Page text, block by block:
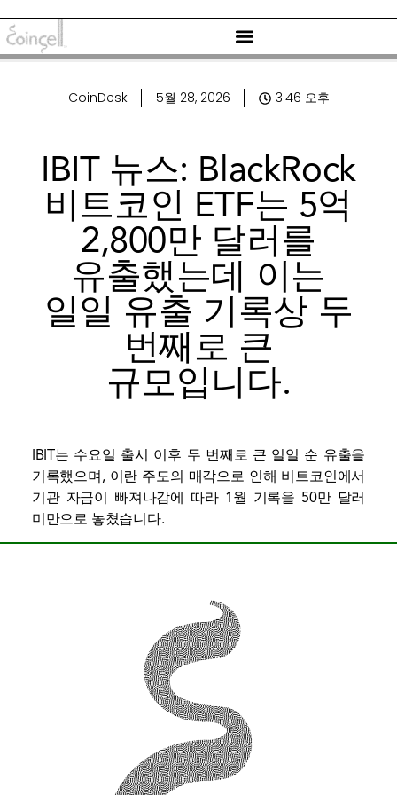
CoinDesk 5월 28, 2026 3:46 오후
IBIT 뉴스: BlackRock
비트코인 ​​ETF는 5억
2,800만 달러를
유출했는데 이는
일일 유출 기록상 두
번째로 큰
규모입니다.
IBIT는 수요일 출시 이후 두 번째로 큰 일일 순 유출을
기록했으며, 이란 주도의 매각으로 인해 비트코인에서
기관 자금이 빠져나감에 따라 1월 기록을 50만 달러
미만으로 놓쳤습니다.